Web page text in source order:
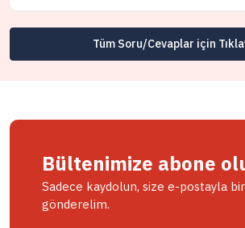
Tüm Soru/Cevaplar için
Bültenimize abone
Sadece kaydolun, size e-postayla
gönderelim.